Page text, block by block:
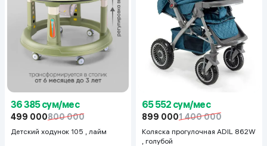
36 385 сум/мес
499 000800 000
Детский ходунок 105 , лайм
65 552 сум/мес
899 0001 400 000
Коляска прогулочная ADIL 862W
, голубой